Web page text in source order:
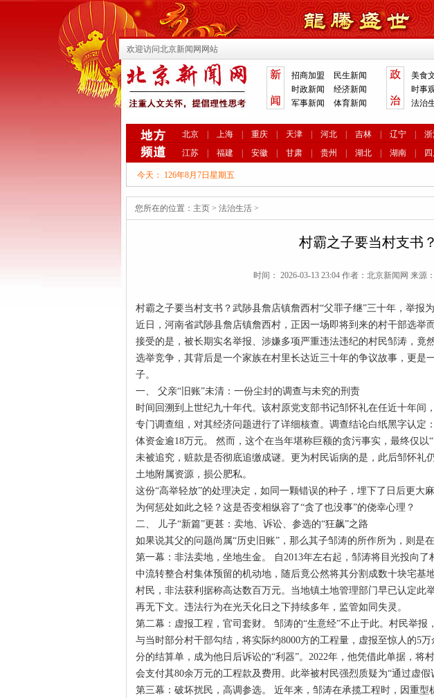
欢迎访问北京新闻网网站
招商加盟
民生新闻
时政新闻
经济新闻
军事新闻
体育新闻
美食
时事
法治
北京 上海 重庆 天津 河北 吉林 辽宁
江苏
福建 安徽 甘肃 贵州 湖北 湖南 四
今天： 126年8月7日星期五
您所在的位置： 主页 > 法治生活 >
村霸之子要当村支书？
时间： 2026-03-13 23:04 作者：北京新闻网 来源
村霸之子要当村支书？武陟县詹店镇詹西村“父罪子继”三十年，举报
近日，河南省武陟县詹店镇詹西村，正因一场即将到来的村干部选举
接受的是，被长期实名举报、涉嫌多项严重违法违纪的村民邹涛，竟
选举竞争，其背后是一个家族在村里长达近三十年的争议故事，更是
子。
一、 父亲“旧账”未清：一份尘封的调查与未究的刑责
时间回溯到上世纪九十年代。该村原党支部书记邹怀礼在任近十年间
专门调查组，对其经济问题进行了详细核查。调查结论白纸黑字认定
体资金逾18万元。 然而，这个在当年堪称巨额的贪污事实，最终仅以
未被追究，赃款是否彻底追缴成谜。更为村民诟病的是，此后邹怀礼
土地附属资源，损公肥私。
这份“高举轻放”的处理决定，如同一颗错误的种子，埋下了日后更大
为何惩处如此之轻？这是否变相纵容了“贪了也没事”的侥幸心理？
二、 儿子“新篇”更甚：卖地、诉讼、参选的“狂飙”之路
如果说其父的问题尚属“历史旧账”，那么其子邹涛的所作所为，则是
第一幕：非法卖地，坐地生金。 自2013年左右起，邹涛将目光投向
中流转整合村集体预留的机动地，随后竟公然将其分割成数十块宅基
村民，非法获利据称高达数百万元。当地镇土地管理部门早已认定此
再无下文。违法行为在光天化日之下持续多年，监管如同失灵。
第二幕：虚报工程，官司套财。 邹涛的“生意经”不止于此。村民举
与当时部分村干部勾结，将实际约8000方的工程量，虚报至惊人的5
分的结算单，成为他日后诉讼的“利器”。2022年，他凭借此单据，将
会支付其80余万元的工程款及费用。此举被村民强烈质疑为“通过虚假
第三幕：破坏扰民，高调参选。 近年来，邹涛在承揽工程时，因重型